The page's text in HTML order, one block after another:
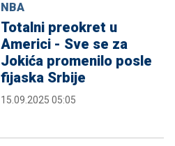
NBA
Totalni preokret u
Americi - Sve se za
Jokića promenilo posle
fijaska Srbije
15.09.2025 05:05